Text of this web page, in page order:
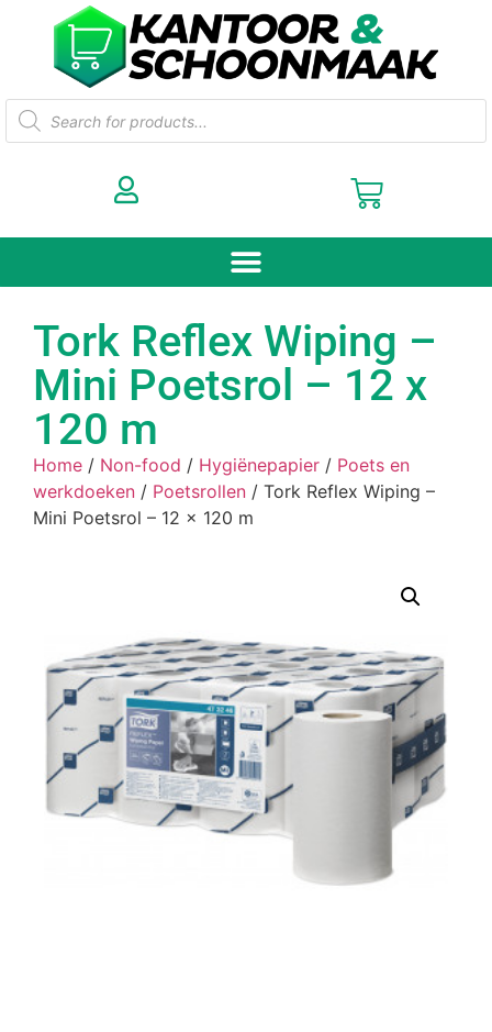
Tork Reflex Wiping –
Mini Poetsrol – 12 x
120 m
Home / Non-food / Hygiënepapier / Poets en
werkdoeken / Poetsrollen / Tork Reflex Wiping –
Mini Poetsrol – 12 x 120 m